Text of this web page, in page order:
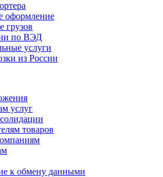
оформление
грузов
по ВЭД
услуги
из России
услуг
товаров
к обмену данными